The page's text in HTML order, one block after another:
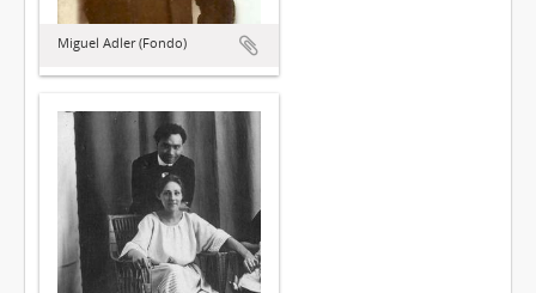
Miguel Adler (Fondo)